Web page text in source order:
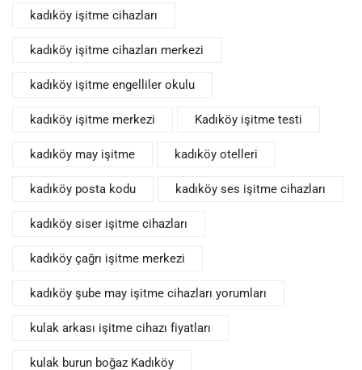
kadıköy işitme cihazları
kadıköy işitme cihazları merkezi
kadıköy işitme engelliler okulu
kadıköy işitme merkezi Kadıköy işitme testi
kadıköy may işitme kadıköy otelleri
kadıköy posta kodu kadıköy ses işitme cihazları
kadıköy siser işitme cihazları
kadıköy çağrı işitme merkezi
kadıköy şube may işitme cihazları yorumları
kulak arkası işitme cihazı fiyatları
kulak burun boğaz Kadıköy